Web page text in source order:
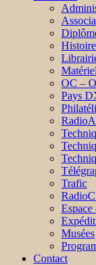
Histoire
OC –
Pays
Trafic
Musées
Contact